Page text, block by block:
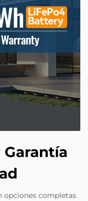
opciones completas